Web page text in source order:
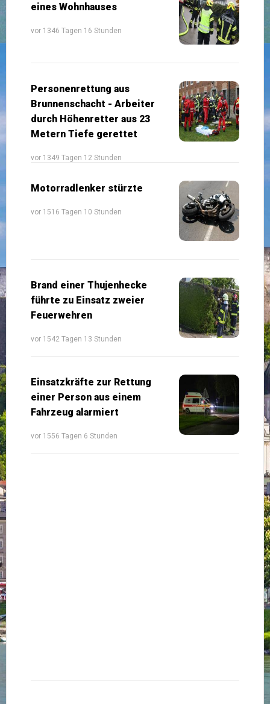
eines Wohnhauses
vor 1346 Tagen 16 Stunden
Personenrettung aus
Brunnenschacht - Arbeiter
durch Höhenretter aus 23
Metern Tiefe gerettet
vor 1349 Tagen 12 Stunden
Motorradlenker stürzte
vor 1516 Tagen 10 Stunden
Brand einer Thujenhecke
führte zu Einsatz zweier
Feuerwehren
vor 1542 Tagen 13 Stunden
Einsatzkräfte zur Rettung
einer Person aus einem
Fahrzeug alarmiert
vor 1556 Tagen 6 Stunden